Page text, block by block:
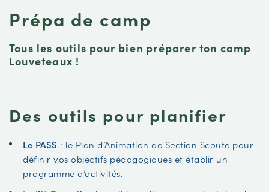
Prépa de camp
Tous les outils pour bien préparer ton camp
Louveteaux !
Des outils pour planifier
Le PASS : le Plan d’Animation de Section Scoute pour
définir vos objectifs pédagogiques et établir un
programme d’activités.